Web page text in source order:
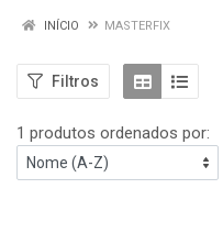
INÍCIO MASTERFIX
Filtros
1 produtos ordenados por: